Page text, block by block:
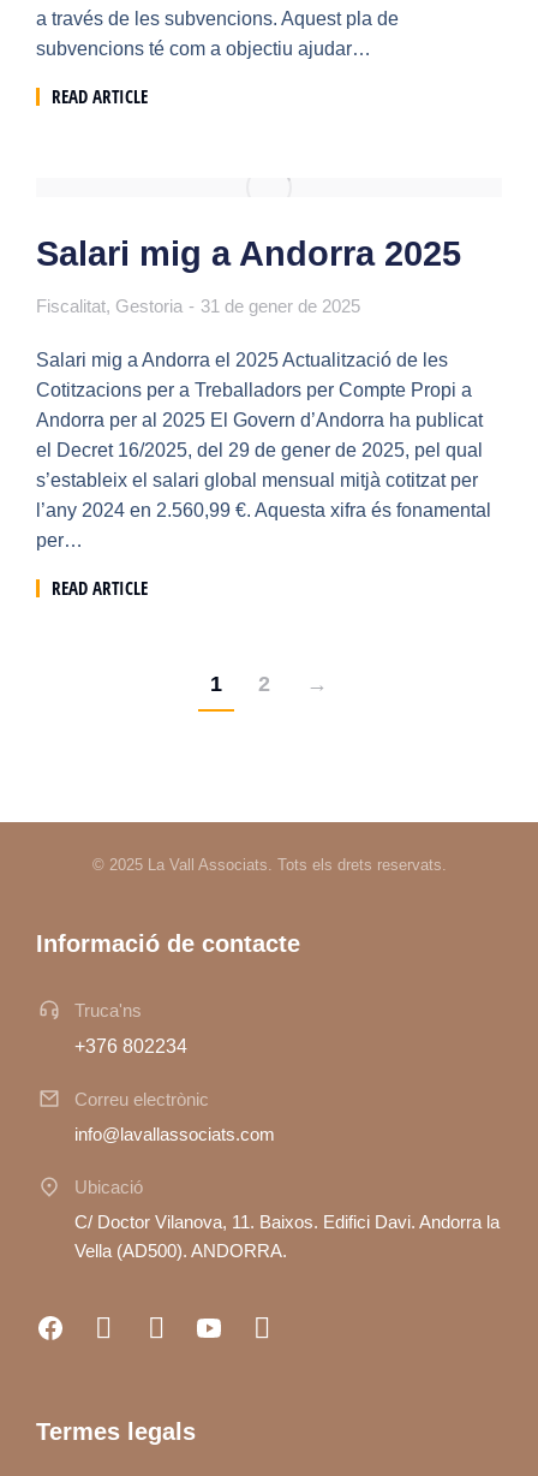
a través de les subvencions. Aquest pla de
subvencions té com a objectiu ajudar…
READ ARTICLE
Salari mig a Andorra 2025
Fiscalitat, Gestoria 31 de gener de 2025
Salari mig a Andorra el 2025 Actualització de les
Cotitzacions per a Treballadors per Compte Propi a
Andorra per al 2025 El Govern d’Andorra ha publicat
el Decret 16/2025, del 29 de gener de 2025, pel qual
s’estableix el salari global mensual mitjà cotitzat per
l’any 2024 en 2.560,99 €. Aquesta xifra és fonamental
per…
READ ARTICLE
1 2 →
© 2025 La Vall Associats. Tots els drets reservats.
Informació de contacte
Truca'ns
+376 802234
Correu electrònic
info@lavallassociats.com
Ubicació
C/ Doctor Vilanova, 11. Baixos. Edifici Davi. Andorra la
Vella (AD500). ANDORRA.
Termes legals